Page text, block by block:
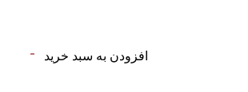
افزودن به سبد خرید